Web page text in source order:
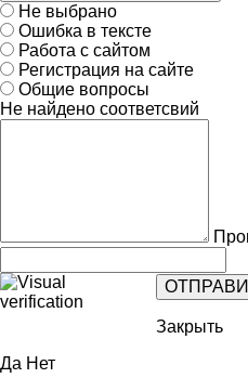
Не выбрано
Ошибка в тексте
Работа с сайтом
Регистрация на сайте
Общие вопросы
Не найдено соответсвий
Закрыть
Да Нет